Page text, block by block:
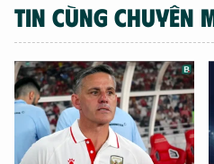
TIN CÙNG CHUYÊN